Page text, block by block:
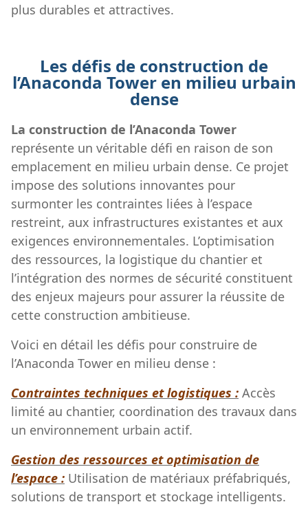
plus durables et attractives.
Les défis de construction de
l’Anaconda Tower en milieu urbain
dense
La construction de l’Anaconda Tower
représente un véritable défi en raison de son
emplacement en milieu urbain dense. Ce projet
impose des solutions innovantes pour
surmonter les contraintes liées à l’espace
restreint, aux infrastructures existantes et aux
exigences environnementales. L’optimisation
des ressources, la logistique du chantier et
l’intégration des normes de sécurité constituent
des enjeux majeurs pour assurer la réussite de
cette construction ambitieuse.
Voici en détail les défis pour construire de
l’Anaconda Tower en milieu dense :
Contraintes techniques et logistiques : Accès
limité au chantier, coordination des travaux dans
un environnement urbain actif.
Gestion des ressources et optimisation de
l’espace : Utilisation de matériaux préfabriqués,
solutions de transport et stockage intelligents.